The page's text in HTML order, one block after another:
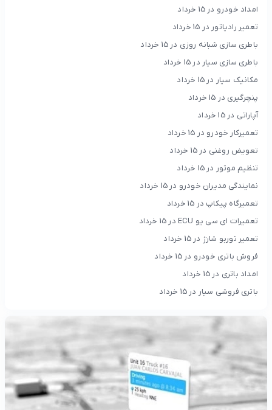
امداد خودرو در 15 خرداد
تعمیر رادیاتور در 15 خرداد
باطری سازی شبانه روزی در 15 خرداد
باطری سازی سیار در 15 خرداد
مکانیک سیار در 15 خرداد
پنچرگیری در 15 خرداد
آپاراتی در 15 خرداد
تعمیرکار خودرو در 15 خرداد
تعویض روغنی در 15 خرداد
تنظیم موتور در 15 خرداد
نمایندگی مدیران خودرو در 15 خرداد
تعمیرگاه پیکاپ در 15 خرداد
تعمیرات ای سی یو ECU در 15 خرداد
تعمیر توربو شارژ در 15 خرداد
فروش باتری خودرو در 15 خرداد
امداد باتری در 15 خرداد
باتری فروشی سیار در 15 خرداد